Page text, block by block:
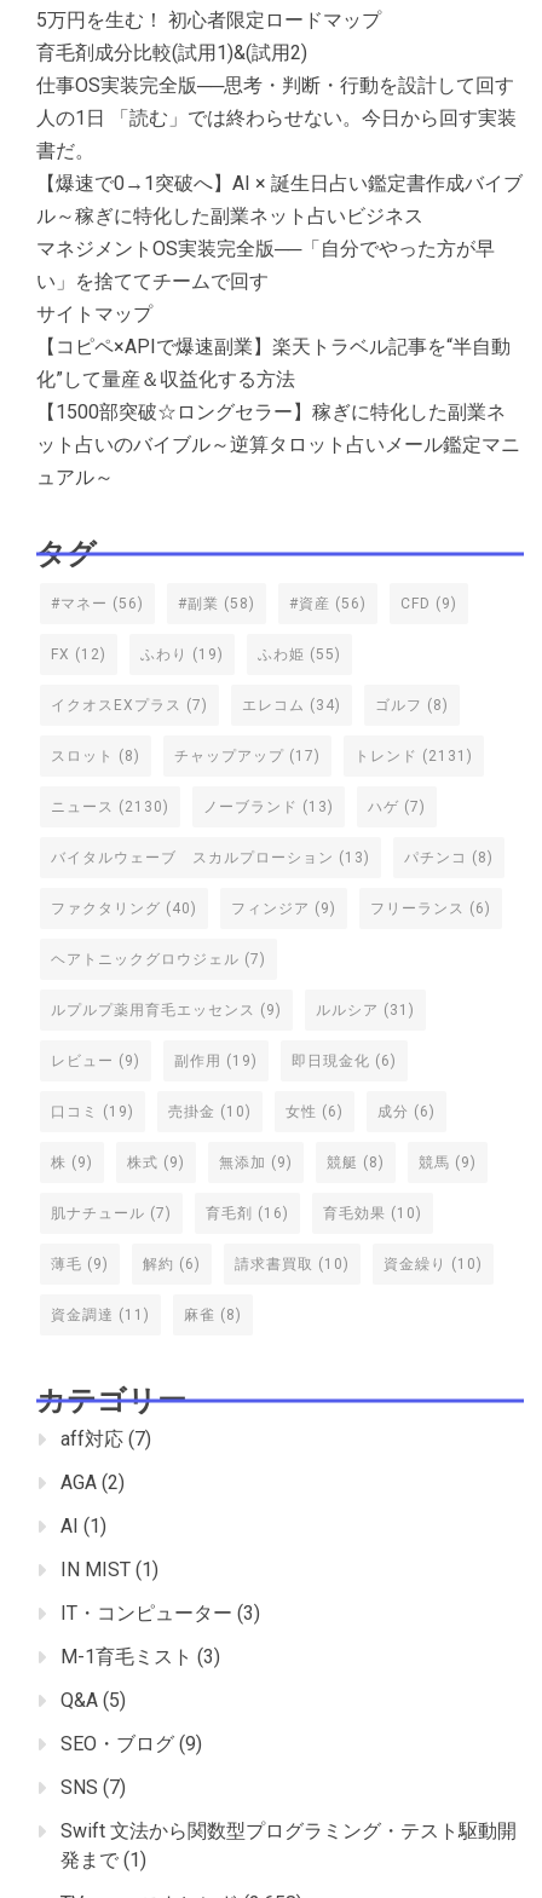
5万円を生む！ 初心者限定ロードマップ
育毛剤成分比較(試用1)&(試用2)
仕事OS実装完全版──思考・判断・行動を設計して回す
人の1日 「読む」では終わらせない。今日から回す実装
書だ。
【爆速で0→1突破へ】AI × 誕生日占い鑑定書作成バイブ
ル～稼ぎに特化した副業ネット占いビジネス
マネジメントOS実装完全版──「自分でやった方が早
い」を捨ててチームで回す
サイトマップ
【コピペ×APIで爆速副業】楽天トラベル記事を“半自動
化”して量産＆収益化する方法
【1500部突破☆ロングセラー】稼ぎに特化した副業ネ
ット占いのバイブル～逆算タロット占いメール鑑定マニ
ュアル～
タグ
#マネー (56) #副業 (58) #資産 (56) CFD (9)
FX (12) ふわり (19) ふわ姫 (55)
イクオスEXプラス (7) エレコム (34) ゴルフ (8)
スロット (8) チャップアップ (17) トレンド (2131)
ニュース (2130) ノーブランド (13) ハゲ (7)
バイタルウェーブ スカルプローション (13) パチンコ (8)
ファクタリング (40) フィンジア (9) フリーランス (6)
ヘアトニックグロウジェル (7)
ルプルプ薬用育毛エッセンス (9) ルルシア (31)
レビュー (9) 副作用 (19) 即日現金化 (6)
口コミ (19) 売掛金 (10) 女性 (6) 成分 (6)
株 (9) 株式 (9) 無添加 (9) 競艇 (8) 競馬 (9)
肌ナチュール (7) 育毛剤 (16) 育毛効果 (10)
薄毛 (9) 解約 (6) 請求書買取 (10) 資金繰り (10)
資金調達 (11) 麻雀 (8)
カテゴリー
aff対応 (7)
AGA (2)
AI (1)
IN MIST (1)
IT・コンピューター (3)
M-1育毛ミスト (3)
Q&A (5)
SEO・ブログ (9)
SNS (7)
Swift 文法から関数型プログラミング・テスト駆動開
発まで (1)